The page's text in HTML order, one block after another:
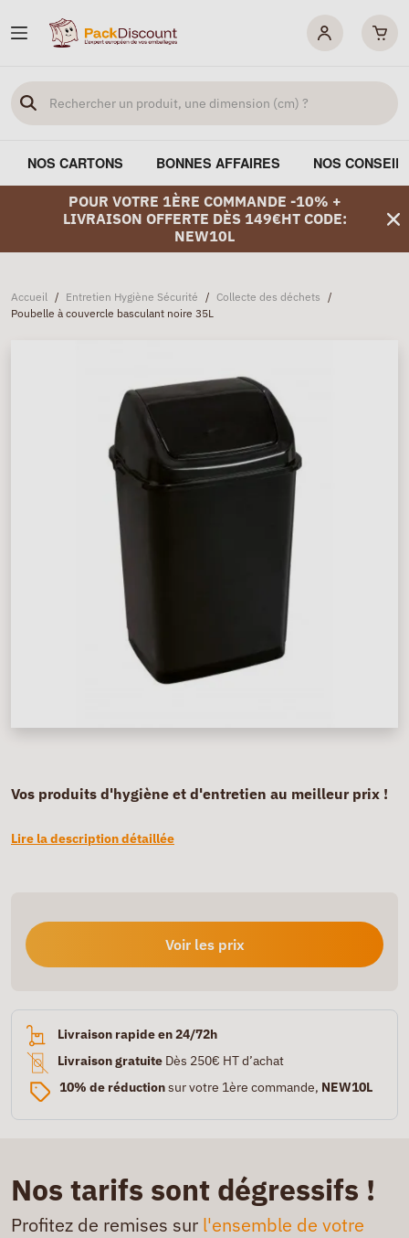
NOS CARTONS BONNES AFFAIRES NOS
POUR VOTRE 1ÈRE COMMANDE -10% +
LIVRAISON OFFERTE DÈS 149€HT CODE:
NEW10L
Accueil / Entretien Hygiène Sécurité / Collecte des déchets /
Poubelle à couvercle basculant noire 35L
Vos produits d'hygiène et d'entretien au meilleur prix !
Lire la description détaillée
Voir les prix
Livraison rapide en 24/72h
Livraison gratuite Dès 250€ HT d’achat
10% de réductionsur votre 1ère commande, NEW10L
Nos tarifs sont dégressifs !
Profitez de remises sur l'ensemble de votre